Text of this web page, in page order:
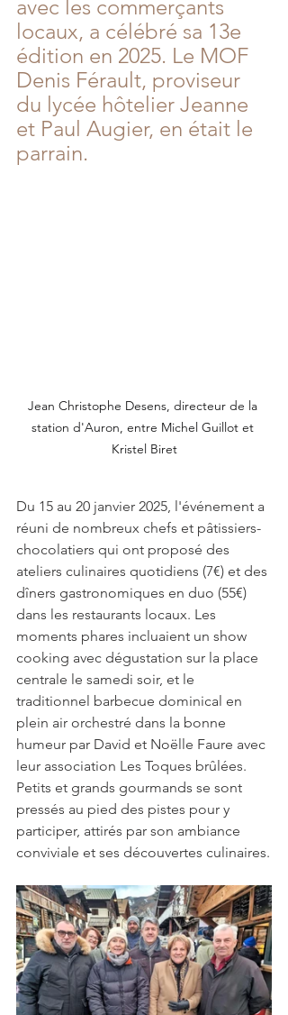
avec les commerçants
locaux, a célébré sa 13e
édition en 2025. Le MOF
Denis Férault, proviseur
du lycée hôtelier Jeanne
et Paul Augier, en était le
parrain.
Jean Christophe Desens, directeur de la
station d'Auron, entre Michel Guillot et
Kristel Biret
Du 15 au 20 janvier 2025, l'événement a
réuni de nombreux chefs et pâtissiers-
chocolatiers qui ont proposé des
ateliers culinaires quotidiens (7€) et des
dîners gastronomiques en duo (55€)
dans les restaurants locaux. Les
moments phares incluaient un show
cooking avec dégustation sur la place
centrale le samedi soir, et le
traditionnel barbecue dominical en
plein air orchestré dans la bonne
humeur par David et Noëlle Faure avec
leur association Les Toques brûlées.
Petits et grands gourmands se sont
pressés au pied des pistes pour y
participer, attirés par son ambiance
conviviale et ses découvertes culinaires.